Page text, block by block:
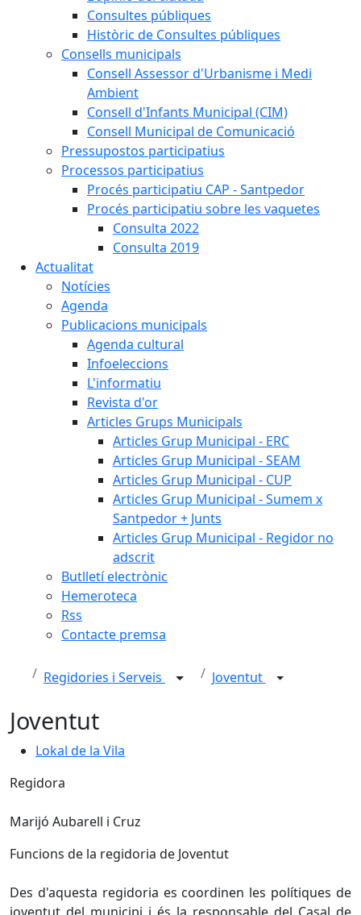
Consultes públiques
Històric de Consultes públiques
Consells municipals
Consell Assessor d'Urbanisme i Medi
Ambient
Consell d'Infants Municipal (CIM)
Consell Municipal de Comunicació
Pressupostos participatius
Processos participatius
Procés participatiu CAP - Santpedor
Procés participatiu sobre les vaquetes
Consulta 2022
Consulta 2019
Actualitat
Notícies
Agenda
Publicacions municipals
Agenda cultural
Infoeleccions
L'informatiu
Revista d'or
Articles Grups Municipals
Articles Grup Municipal - ERC
Articles Grup Municipal - SEAM
Articles Grup Municipal - CUP
Articles Grup Municipal - Sumem x
Santpedor + Junts
Articles Grup Municipal - Regidor no
adscrit
Butlletí electrònic
Hemeroteca
Rss
Contacte premsa
Regidories i Serveis Joventut
Joventut
Lokal de la Vila
Regidora
Marijó Aubarell i Cruz
Funcions de la regidoria de Joventut
Des d'aquesta regidoria es coordinen les polítiques de